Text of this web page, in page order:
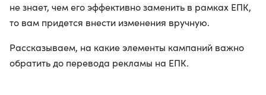
не знает, чем его эффективно заменить в рамках ЕПК,
то вам придется внести изменения вручную.
Рассказываем, на какие элементы кампаний важно
обратить до перевода рекламы на ЕПК.